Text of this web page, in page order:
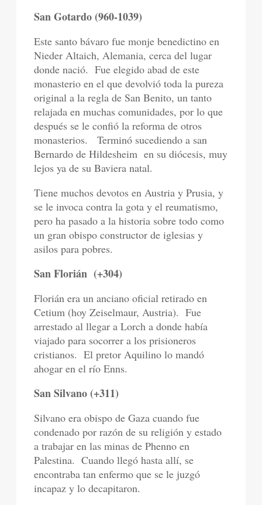
San Gotardo (960-1039)
Este santo bávaro fue monje benedictino en
Nieder Altaich, Alemania, cerca del lugar
donde nació. Fue elegido abad de este
monasterio en el que devolvió toda la pureza
original a la regla de San Benito, un tanto
relajada en muchas comunidades, por lo que
después se le confió la reforma de otros
monasterios.
Terminó sucediendo a san
Bernardo de Hildesheim en su diócesis, muy
lejos ya de su Baviera natal.
Tiene muchos devotos en Austria y Prusia, y
se le invoca contra la gota y el reumatismo,
pero ha pasado a la historia sobre todo como
un gran obispo constructor de iglesias y
asilos para pobres.
San Florián (+304)
Florián era un anciano oficial retirado en
Cetium (hoy Zeiselmaur, Austria). Fue
arrestado al llegar a Lorch a donde había
viajado para socorrer a los prisioneros
cristianos. El pretor Aquilino lo mandó
ahogar en el río Enns.
San Silvano (+311)
Silvano era obispo de Gaza cuando fue
condenado por razón de su religión y estado
a trabajar en las minas de Phenno en
Palestina. Cuando llegó hasta allí, se
encontraba tan enfermo que se le juzgó
incapaz y lo decapitaron.